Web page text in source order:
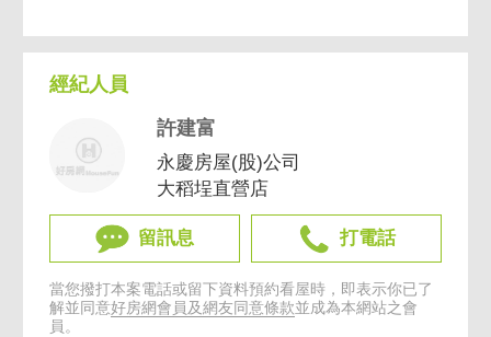
經紀人員
許建富
永慶房屋(股)公司
大稻埕直營店
留訊息 打電話
當您撥打本案電話或留下資料預約看屋時，即表示你已了
解並同意好房網會員及網友同意條款並成為本網站之會
員。